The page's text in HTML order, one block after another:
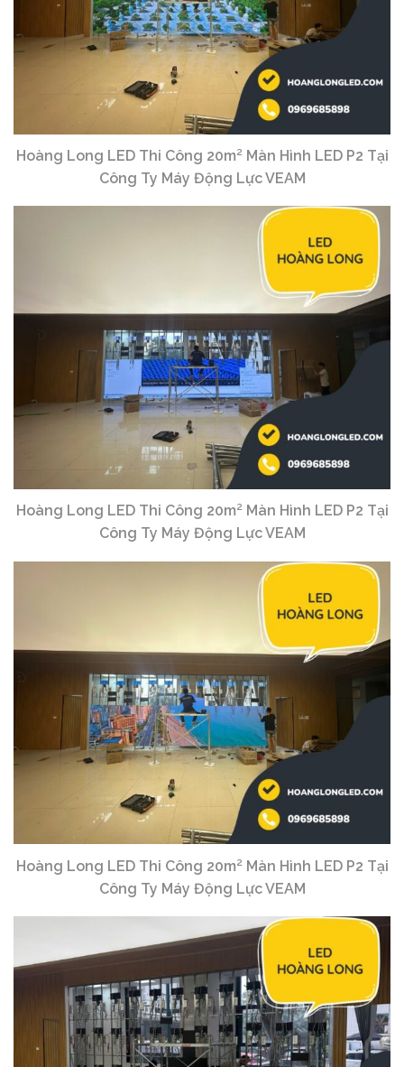
Hoàng Long LED Thi Công 20m² Màn Hình LED P2 Tại
Công Ty Máy Động Lực VEAM
Hoàng Long LED Thi Công 20m² Màn Hình LED P2 Tại
Công Ty Máy Động Lực VEAM
Hoàng Long LED Thi Công 20m² Màn Hình LED P2 Tại
Công Ty Máy Động Lực VEAM